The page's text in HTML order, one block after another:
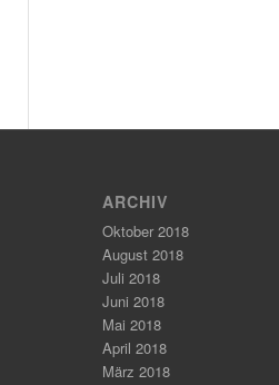
ARCHIV
Oktober 2018
August 2018
Juli 2018
Juni 2018
Mai 2018
April 2018
März 2018